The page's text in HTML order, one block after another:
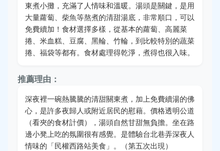
東煮小攤，充滿了人情味和溫暖。湯頭是關鍵，是用
大量蘿蔔、柴魚等熬煮的清甜湯底，非常順口，可以
免費續加！食材選擇多樣，從基本的蘿蔔、高麗菜
捲、米血糕、豆腐、黑輪、竹輪，到比較特別的蔬菜
捲、福袋等都有。食材處理得乾淨，煮得也很入味。
推薦理由：
深夜裡一碗熱騰騰的清甜關東煮，加上免費續湯的佛
心，是許多夜歸人或附近居民的慰藉。價格透明公道
（看夾的食材計價），湯頭自然甘甜無負擔。坐在路
邊小凳上吃的氛圍很有感覺。是體驗台北巷弄深夜人
情味的「民權西路站美食」。（第五次出現）